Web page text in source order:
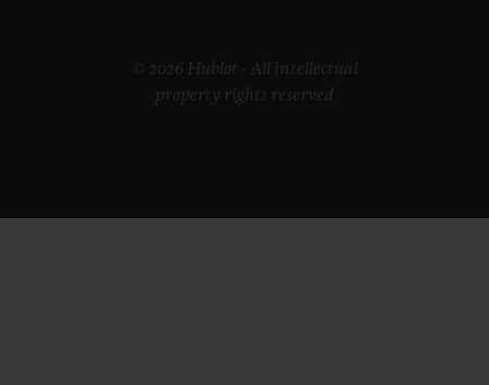
© 2026 Hublot - All intellectual
property rights reserved